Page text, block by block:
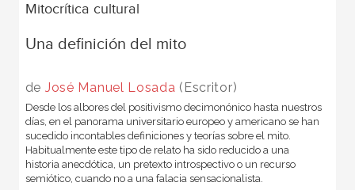
Mitocrítica cultural
Una definición del mito
de José Manuel Losada (Escritor)
Desde los albores del positivismo decimonónico hasta nuestros
días, en el panorama universitario europeo y americano se han
sucedido incontables definiciones y teorías sobre el mito.
Habitualmente este tipo de relato ha sido reducido a una
historia anecdótica, un pretexto introspectivo o un recurso
semiótico, cuando no a una falacia sensacionalista.